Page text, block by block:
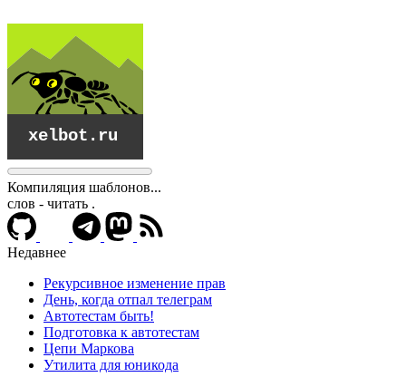
Компиляция шаблонов...
слов - читать .
Недавнее
Рекурсивное изменение прав
День, когда отпал телеграм
Автотестам быть!
Подготовка к автотестам
Цепи Маркова
Утилита для юникода